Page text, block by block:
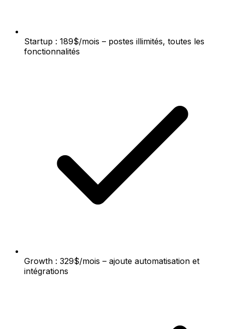
Startup : 189$/mois – postes illimités, toutes les
fonctionnalités
Growth : 329$/mois – ajoute automatisation et
intégrations